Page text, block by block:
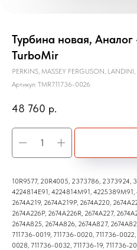
Турбина новая,
TurboMir
PERKINS, MASSEY FERGUSON,
Артикул: TMR711736-0026
48 760 р.
10R9577, 20R4005, 2373786, 2373924,
4224814E91, 4224814M91,
2674A219, 2674A219P, 2674A220,
2674A226P, 2674A226R, 2674A227,
2674A825, 2674A826, 2674A827,
711736-0019, 711736-0020, 711736-
0028, 711736-0032, 711736-19, 711736-